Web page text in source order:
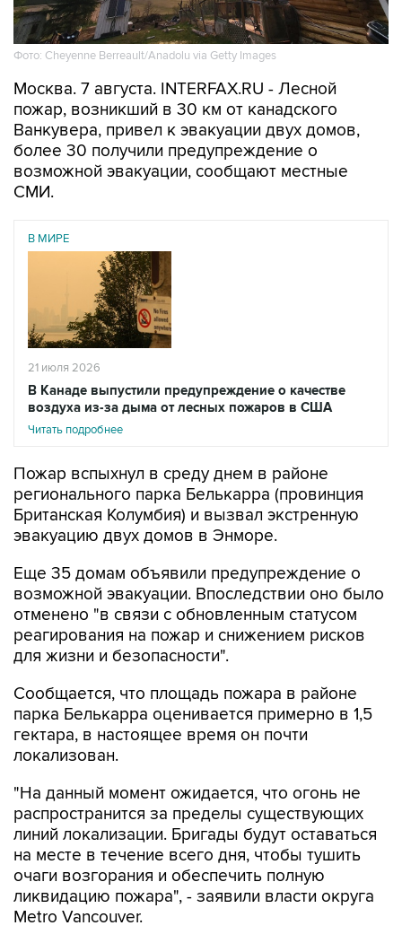
Фото: Cheyenne Berreault/Anadolu via Getty Images
Москва. 7 августа. INTERFAX.RU - Лесной
пожар, возникший в 30 км от канадского
Ванкувера, привел к эвакуации двух домов,
более 30 получили предупреждение о
возможной эвакуации, сообщают местные
СМИ.
В МИРЕ
21 июля 2026
В Канаде выпустили предупреждение о качестве
воздуха из-за дыма от лесных пожаров в США
Читать подробнее
Пожар вспыхнул в среду днем в районе
регионального парка Белькарра (провинция
Британская Колумбия) и вызвал экстренную
эвакуацию двух домов в Энморе.
Еще 35 домам объявили предупреждение о
возможной эвакуации. Впоследствии оно было
отменено "в связи с обновленным статусом
реагирования на пожар и снижением рисков
для жизни и безопасности".
Сообщается, что площадь пожара в районе
парка Белькарра оценивается примерно в 1,5
гектара, в настоящее время он почти
локализован.
"На данный момент ожидается, что огонь не
распространится за пределы существующих
линий локализации. Бригады будут оставаться
на месте в течение всего дня, чтобы тушить
очаги возгорания и обеспечить полную
ликвидацию пожара", - заявили власти округа
Metro Vancouver.